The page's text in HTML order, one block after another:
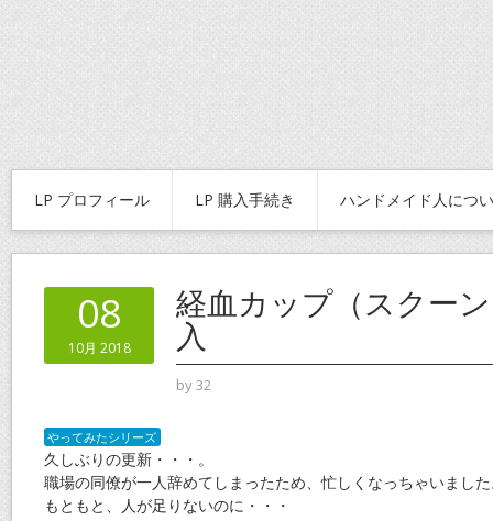
LP プロフィール LP 購入手続き ハンドメイド人につ
08
10月 2018
経血カップ（スクー
入
by32
やってみたシリーズ
久しぶりの更新・・・。
職場の同僚が一人辞めてしまったため、忙しくなっちゃいまし
もともと、人が足りないのに・・・